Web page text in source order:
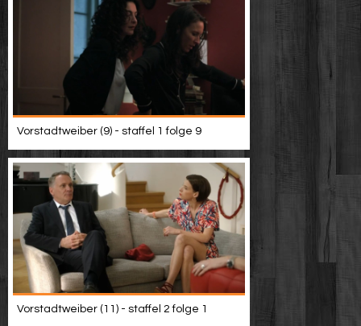
Vorstadtweiber (9) - staffel 1 folge 9
Vorstadtweiber (11) - staffel 2 folge 1